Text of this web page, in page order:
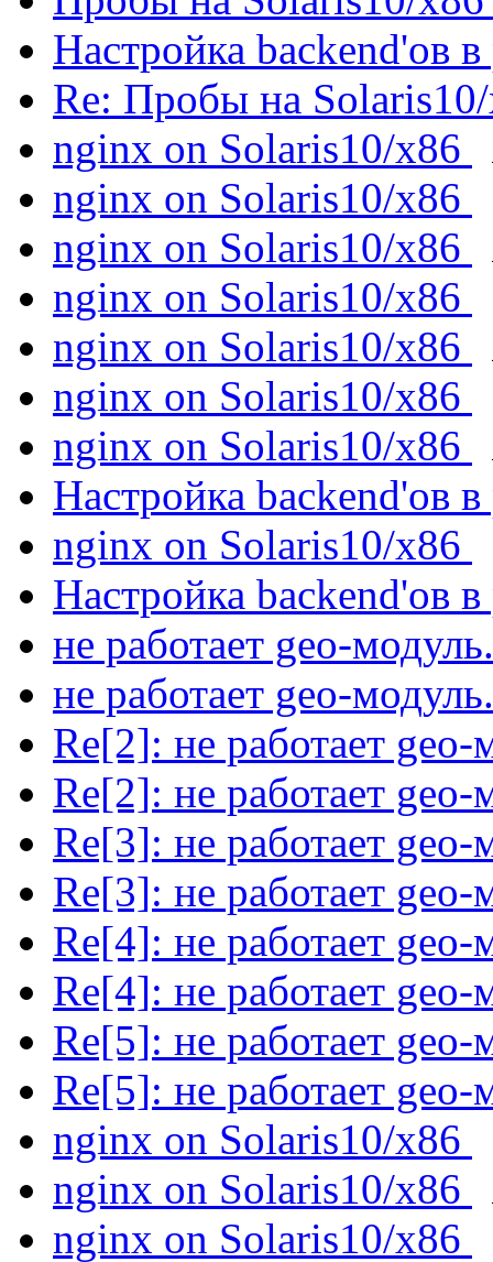
Настройка backend'ов
Re: Пробы на
nginx on Solaris10/x86
nginx on Solaris10/x86
nginx on Solaris10/x86
nginx on Solaris10/x86
nginx on Solaris10/x86
nginx on Solaris10/x86
nginx on Solaris10/x86
Настройка backend'ов
nginx on Solaris10/x86
Настройка backend'ов
не работает geo-
не работает geo-
Re[2]: не работает
Re[2]: не работает
Re[3]: не работает
Re[3]: не работает
Re[4]: не работает
Re[4]: не работает
Re[5]: не работает
Re[5]: не работает
nginx on Solaris10/x86
nginx on Solaris10/x86
nginx on Solaris10/x86